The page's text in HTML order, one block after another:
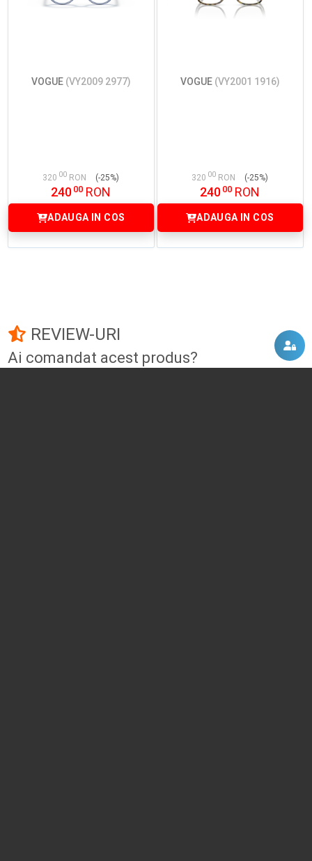
VOGUE (VY2009 2977)
320 00 RON (-25%)
240 00 RON
ADAUGA IN COS
VOGUE (VY2001 1916)
320 00 RON (-25%)
240 00 RON
ADAUGA IN COS
REVIEW-URI
Ai comandat acest produs?